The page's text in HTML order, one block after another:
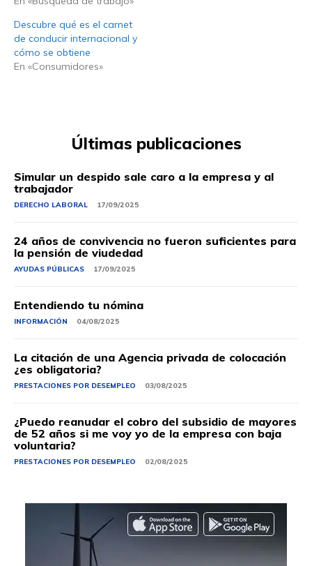
Descubre qué es el carnet
de conducir internacional y
cómo se obtiene
En «Consumidores»
Últimas publicaciones
Simular un despido sale caro a la empresa y al
trabajador
DERECHO LABORAL 17/09/2025
24 años de convivencia no fueron suficientes para
la pensión de viudedad
AYUDAS PÚBLICAS 17/09/2025
Entendiendo tu nómina
INFORMACIÓN 04/08/2025
La citación de una Agencia privada de colocación
¿es obligatoria?
PRESTACIONES POR DESEMPLEO 03/08/2025
¿Puedo reanudar el cobro del subsidio de mayores
de 52 años si me voy yo de la empresa con baja
voluntaria?
PRESTACIONES POR DESEMPLEO 02/08/2025